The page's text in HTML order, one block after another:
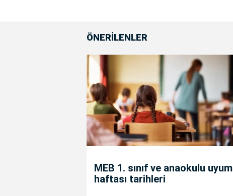
ÖNERİLENLER
MEB 1. sınıf ve anaokulu uyum
haftası tarihleri